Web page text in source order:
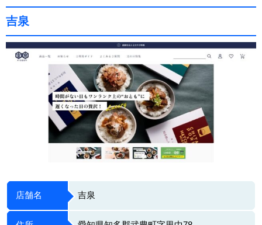
吉泉
店舗名 吉泉